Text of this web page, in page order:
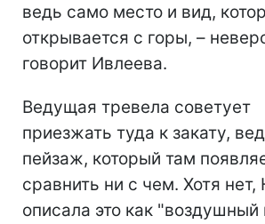
ведь само место и вид,
открывается с горы, –
говорит Ивлеева.
Ведущая тревела советует
приезжать туда к закату,
пейзаж, который там
сравнить ни с чем. Хотя нет,
описала это как "воздушный